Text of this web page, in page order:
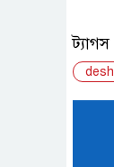
ট্যাগস